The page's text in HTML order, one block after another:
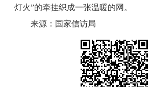
灯火”的牵挂织成一张温暖的网。
来源：国家信访局